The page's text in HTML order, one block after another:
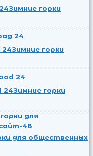
Зимние горки
Зимние горки
Зимние горки